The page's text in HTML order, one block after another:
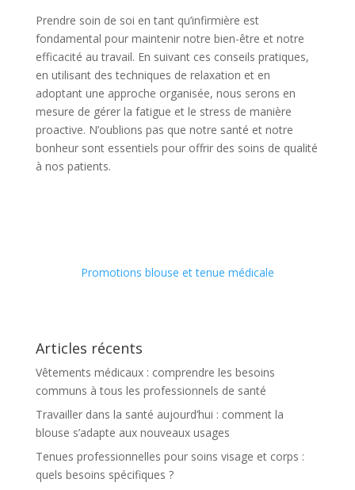
Prendre soin de soi en tant qu’infirmière est
fondamental pour maintenir notre bien-être et notre
efficacité au travail. En suivant ces conseils pratiques,
en utilisant des techniques de relaxation et en
adoptant une approche organisée, nous serons en
mesure de gérer la fatigue et le stress de manière
proactive. N’oublions pas que notre santé et notre
bonheur sont essentiels pour offrir des soins de qualité
à nos patients.
Promotions blouse et tenue médicale
Articles récents
Vêtements médicaux : comprendre les besoins
communs à tous les professionnels de santé
Travailler dans la santé aujourd’hui : comment la
blouse s’adapte aux nouveaux usages
Tenues professionnelles pour soins visage et corps :
quels besoins spécifiques ?